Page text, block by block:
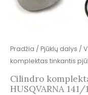
Pradžia / Pjūklų dalys /
komplektas tinkantis
Cilindro
HUSQVARNA 141/